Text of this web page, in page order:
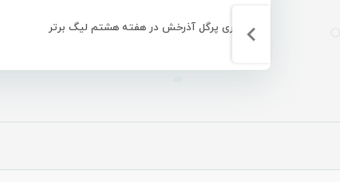
برتری پرگل آذرخش در هفته هشتم لیگ برتر